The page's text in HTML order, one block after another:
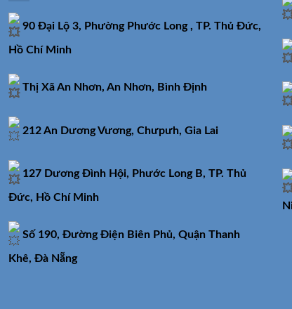
90 Đại Lộ 3, Phường Phước Long , TP. Thủ Đức,
Hồ Chí Minh
Thị Xã An Nhơn, An Nhơn, Bình Định
212 An Dương Vương, Chưpưh, Gia Lai
127 Dương Đình Hội, Phước Long B, TP. Thủ
Đức, Hồ Chí Minh
Số 190, Đường Điện Biên Phủ, Quận Thanh
Khê, Đà Nẵng